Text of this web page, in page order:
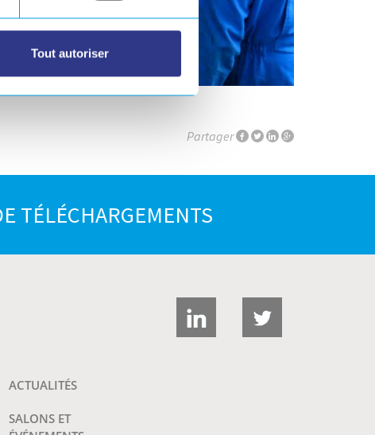
Tout autoriser
Partager
TÉLÉCHARGEMENTS
ACTUALITÉS
SALONS ET